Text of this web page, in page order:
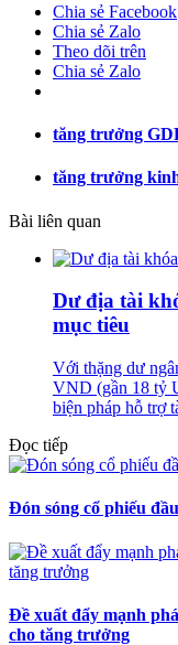
Chia sẻ Facebook
Chia sẻ Zalo
Theo dõi trên
Chia sẻ Zalo
tăng trưởng
tăng trưởng
Bài liên quan
Dư địa tài
mục tiêu
Với thặng dư
VND (gần 18 tỷ
biện pháp hỗ trợ
Đọc tiếp
Đón sóng cổ phiếu
Đề xuất đẩy mạnh
cho tăng trưởng